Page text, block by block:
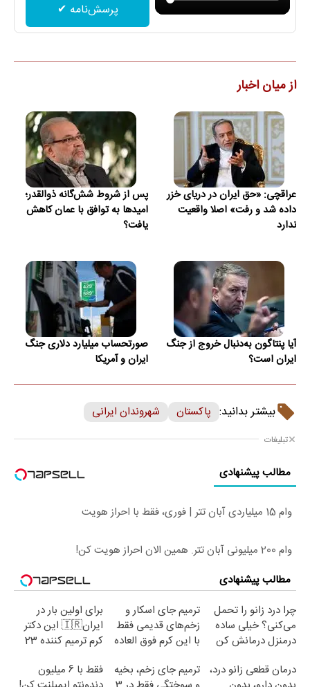
پرسش‌نامه ✔
از میان اخبار
عراقچی: «حق ایران در دریای خزر
داده شد و رفت» اصلا واقعیت
ندارد
پس از شروط شش‌گانه ذوالقدر؛
امیدها به توافق با عمان کاهش
یافت؟
آیا پنتاگون به‌دنبال خروج از جنگ
ایران است؟
صورتحساب میلیارد دلاری جنگ
ایران و آمریکا
بیشتر بدانید: پاکستان شهروندان ایرانی
تبلیغات
مطالب پیشنهادی
وام 15 میلیاردی آبان تتر | فوری، فقط با احراز هویت
وام 200 میلیونی آبان تتر. همین الان احراز هویت کن!
مطالب پیشنهادی
چرا درد زانو را تحمل
می‌کنی؟ خیلی ساده
درمنزل درمانش کن
ترمیم جای اسکار و
زخم‌های قدیمی فقط
با این کرم فوق العاده
برای اولین بار در
ایران🇮🇷 این دکتر
کرم ترمیم کننده 23
درمان قطعی زانو درد، ترمیم جای زخم، بخیه
فقط با 6 میلیون